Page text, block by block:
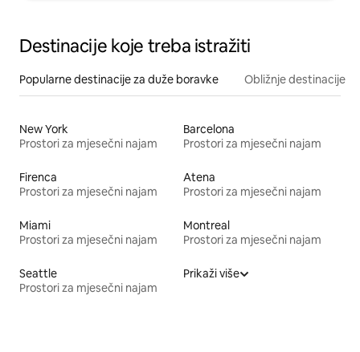
Destinacije koje treba istražiti
Popularne destinacije za duže boravke Obližnje destinacije
New York
Prostori za mjesečni najam
Barcelona
Prostori za mjesečni najam
Firenca
Prostori za mjesečni najam
Atena
Prostori za mjesečni najam
Miami
Prostori za mjesečni najam
Montreal
Prostori za mjesečni najam
Seattle
Prostori za mjesečni najam
Prikaži više